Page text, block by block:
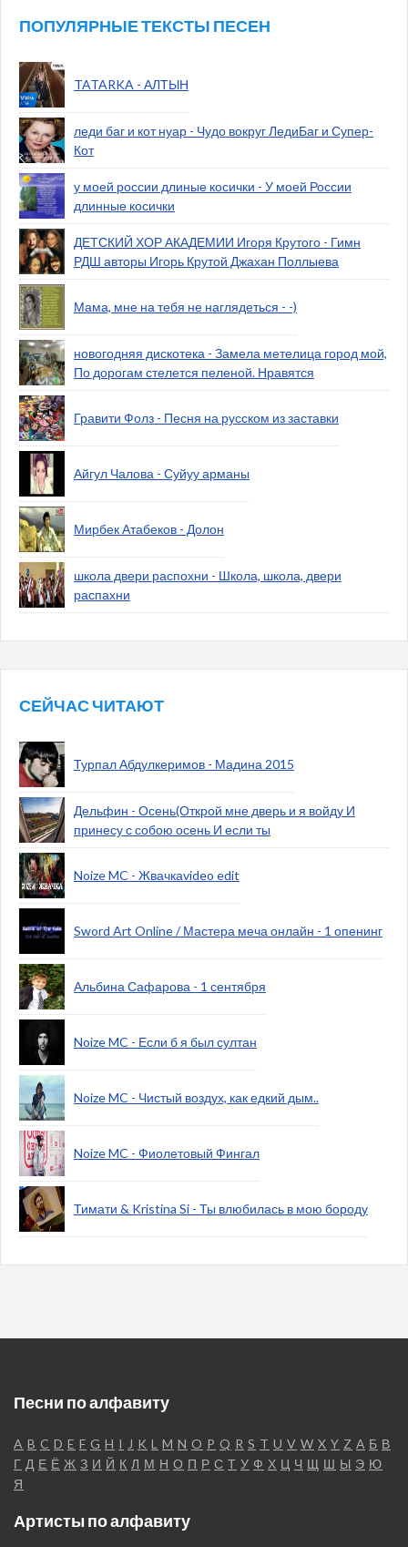
ПОПУЛЯРНЫЕ ТЕКСТЫ ПЕСЕН
TATARKA - АЛТЫН
леди баг и кот нуар - Чудо вокруг ЛедиБаг и Супер-
Кот
у моей россии длиные косички - У моей России
длинные косички
ДЕТСКИЙ ХОР АКАДЕМИИ Игоря Крутого - Гимн
РДШ авторы Игорь Крутой Джахан Поллыева
Мама, мне на тебя не наглядеться - -)
новогодняя дискотека - Замела метелица город мой,
По дорогам стелется пеленой. Нравятся
Гравити Фолз - Песня на русском из заставки
Айгул Чалова - Суйуу арманы
Мирбек Атабеков - Долон
школа двери распохни - Школа, школа, двери
распахни
СЕЙЧАС ЧИТАЮТ
Турпал Абдулкеримов - Мадина 2015
Дельфин - Осень(Открой мне дверь и я войду И
принесу с собою осень И если ты
Noize MC - Жвачкаvideo edit
Sword Art Online / Мастера меча онлайн - 1 опенинг
Альбина Сафарова - 1 сентября
Noize MC - Если б я был султан
Noize MC - Чистый воздух, как едкий дым..
Noize MC - Фиолетовый Фингал
Тимати & Kristina Si - Ты влюбилась в мою бороду
Песни по алфавиту
A B C D E F G H I J K L M N O P Q R S T U V W X Y Z А Б В
Г Д Е Ё Ж З И Й К Л М Н О П Р С Т У Ф Х Ц Ч Щ Ш Ы Э Ю
Я
Артисты по алфавиту